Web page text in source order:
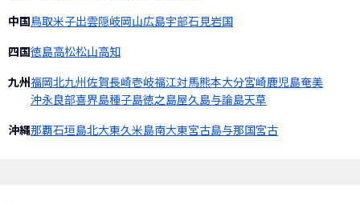
中国鳥取米子出雲隠岐岡山広島宇部石見岩国
四国徳島高松松山高知
九州福岡北九州佐賀長崎壱岐福江対馬熊本大分宮崎鹿児島奄美
沖永良部喜界島種子島徳之島屋久島与論島天草
沖縄那覇石垣島北大東久米島南大東宮古島与那国宮古